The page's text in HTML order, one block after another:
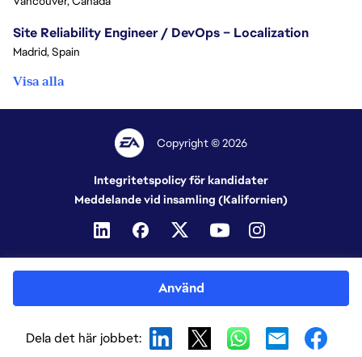
Använd
Dela det här jobbet:
Site Reliability Engineer / DevOps – Localization
Madrid, Spain
Visa alla
Copyright © 2026
Integritetspolicy för kandidater
Meddelande vid insamling (Kalifornien)